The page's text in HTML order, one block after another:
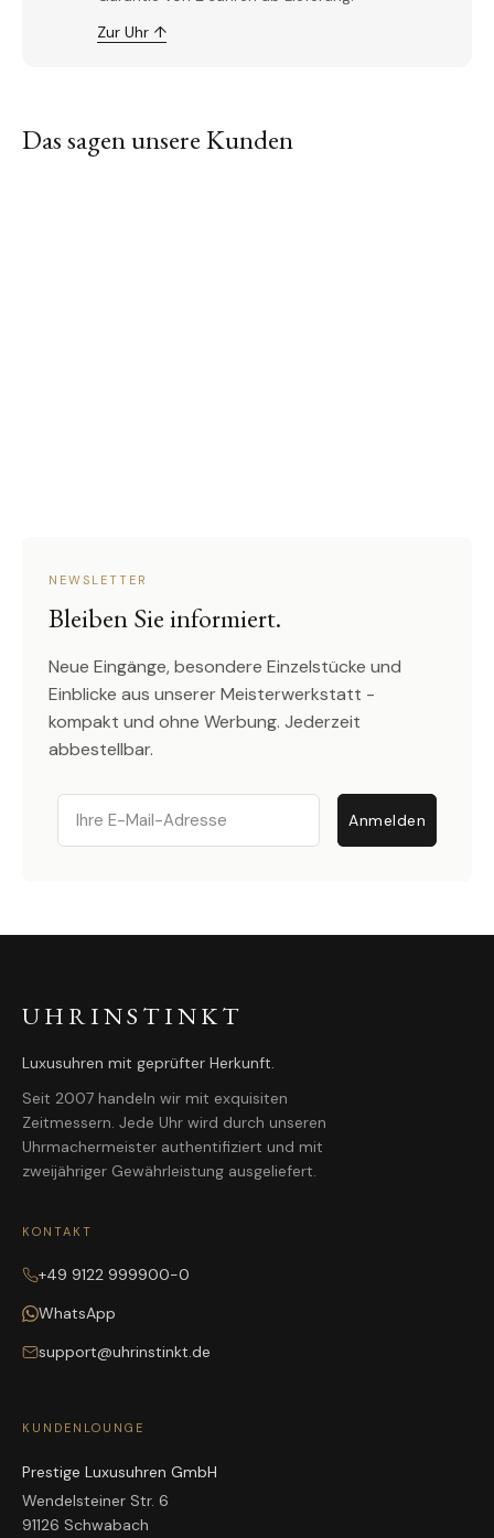
Zur Uhr ↑
Das sagen unsere Kunden
NEWSLETTER
Bleiben Sie informiert.
Neue Eingänge, besondere Einzelstücke und
Einblicke aus unserer Meisterwerkstatt -
kompakt und ohne Werbung. Jederzeit
abbestellbar.
Email
Anmelden
UHRINSTINKT
Luxusuhren mit geprüfter Herkunft.
Seit 2007 handeln wir mit exquisiten
Zeitmessern. Jede Uhr wird durch unseren
Uhrmachermeister authentifiziert und mit
zweijähriger Gewährleistung ausgeliefert.
KONTAKT
+49 9122 999900-0
WhatsApp
support@uhrinstinkt.de
KUNDENLOUNGE
Prestige Luxusuhren GmbH
Wendelsteiner Str. 6
91126 Schwabach